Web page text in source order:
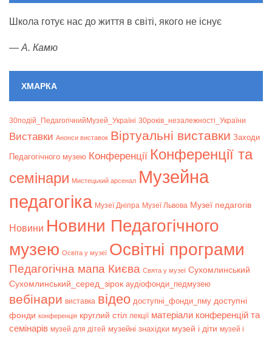
Школа готує нас до життя в світі, якого не існує
— А. Камю
ХМАРКА
30подій_ПедагогічнийМузей_Україні 30років_незалежності_України
Bиставки Анонси виставок Віртуальні виставки Заходи
Педагогічного музею Конференції Конференції та
семінари Мистецький арсенал Музейна
педагогіка Музеї Дніпра Музеї Львова Музеї педагогів
Новини Новини Педагогічного
музею Освіта у музеї Освітні програми
Педагогічна мапа Києва Свята у музеї Сухомлинський
Сухомлинський_серед_зірок аудіофонди_педмузею
вебінари виставка відео доступні_фонди_пму доступні
фонди конференція круглий стіл лекції матеріали конференцій та
семінарів музей для дітей музейні знахідки музей і діти музей і